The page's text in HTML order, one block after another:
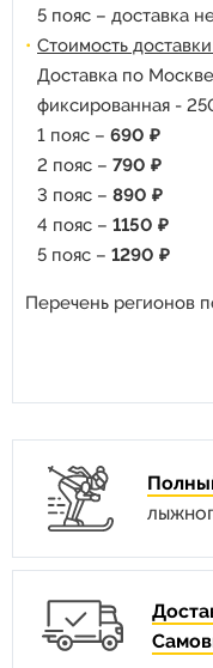
5 пояс – доставка
Стоимость
Доставка по
фиксированная -
1 пояс – 690 ₽
2 пояс – 790 ₽
3 пояс – 890 ₽
4 пояс – 1150 ₽
5 пояс – 1290 ₽
Перечень регионов